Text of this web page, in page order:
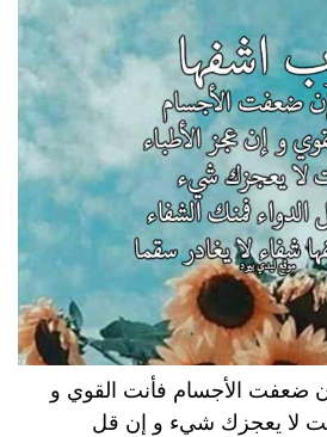
ضعفت الأجسام فأنت القوي و
لا يعجزك شيء و إن قل